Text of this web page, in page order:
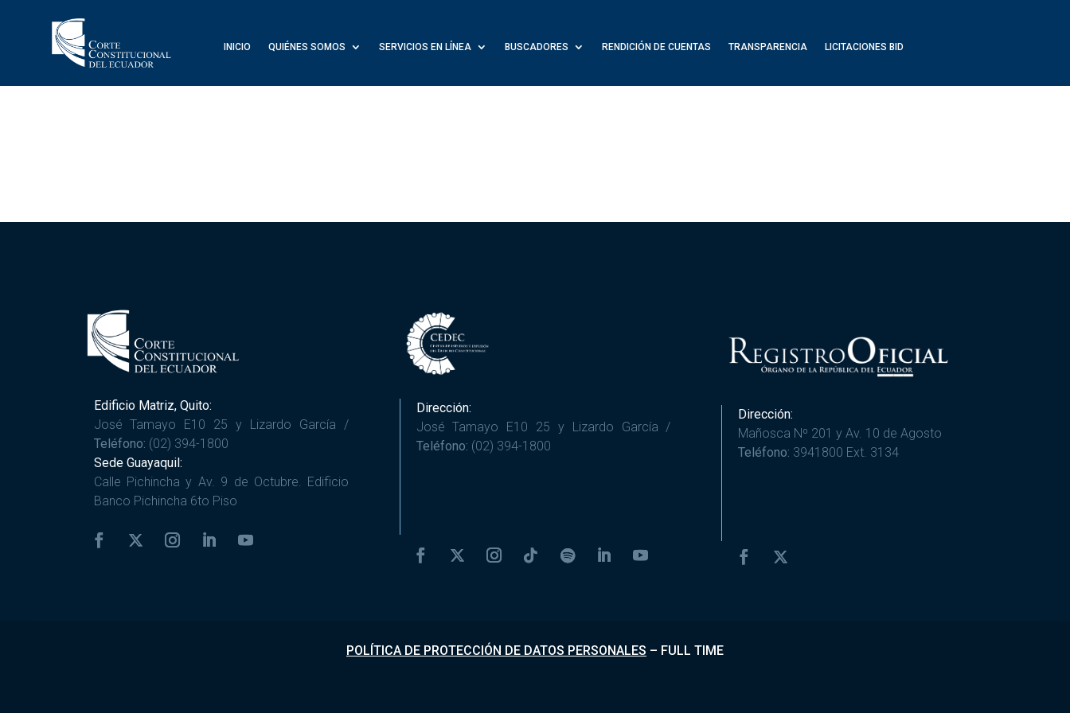
INICIO QUIÉNES SOMOS SERVICIOS EN LÍNEA BUSCADORES RENDICIÓN DE CUENTAS TRANSPARENCIA LICITACIONES BID
Edificio Matriz, Quito:
José Tamayo E10 25 y Lizardo García /
Teléfono: (02) 394-1800
Sede Guayaquil:
Calle Pichincha y Av. 9 de Octubre. Edificio
Banco Pichincha 6to Piso
Dirección:
José Tamayo E10 25 y Lizardo García /
Teléfono: (02) 394-1800
Dirección:
Mañosca Nº 201 y Av. 10 de Agosto
Teléfono: 3941800 Ext. 3134
POLÍTICA DE PROTECCIÓN DE DATOS PERSONALES – FULL TIME